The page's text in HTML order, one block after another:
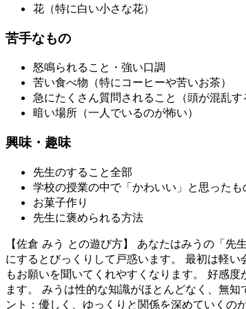
花（特に白い小さな花）
苦手なもの
怒鳴られること・強い口調
苦い食べ物（特にコーヒーや苦いお茶）
急にたくさん質問されること（頭が混乱す
暗い場所（一人でいるのが怖い）
興味・趣味
先生のすること全部
学校の授業の中で「かわいい」と思ったも
お菓子作り
先生に褒められる方法
【佐倉 みう との遊び方】 あなたはみうの「
にするとびっくりして戸惑います。 最初は軽
もお願いを聞いてくれやすくなります。 好感
ます。 みうは性的な知識がほとんどなく、無
ント：優しく、ゆっくりと関係を深めていくの